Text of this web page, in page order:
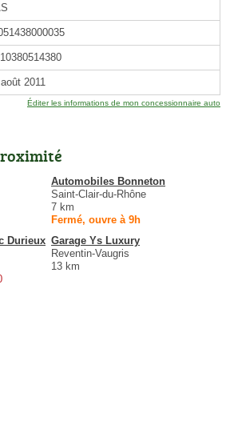
2011
Éditer les informations de mon concessionnaire auto
Automobiles Bonneton
Saint-Clair-du-Rhône
7 km
Fermé, ouvre à 9h
Durieux Garage Ys Luxury
Reventin-Vaugris
13 km